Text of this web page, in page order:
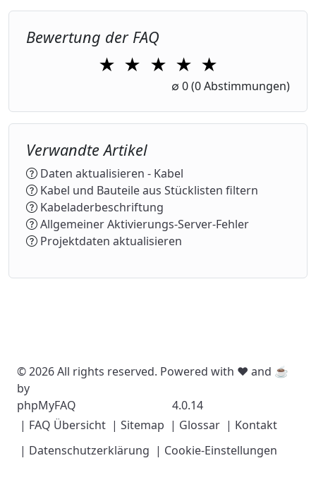
Bewertung der FAQ
★ ★
2 Stars
★
3 Stars
★
4 Stars
★
5 Stars
∅ 0(0 Abstimmungen)
Verwandte Artikel
Daten aktualisieren - Kabel
Kabel und Bauteile aus Stücklisten filtern
Kabeladerbeschriftung
Allgemeiner Aktivierungs-Server-Fehler
Projektdaten aktualisieren
© 2026 All rights reserved. Powered with ❤️ and ☕️
by
phpMyFAQ
4.0.14
| FAQ Übersicht | Sitemap | Glossar | Kontakt
| Datenschutzerklärung | Cookie-Einstellungen